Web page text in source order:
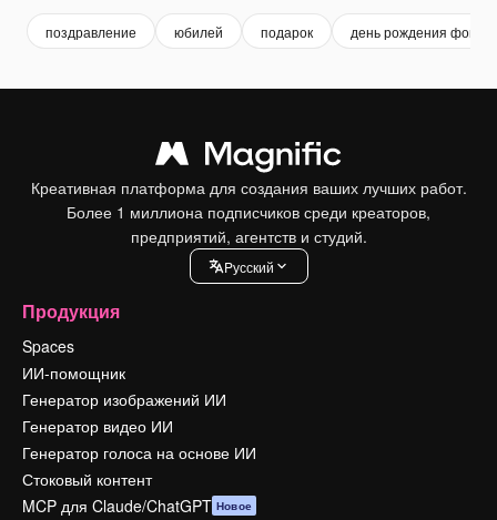
поздравление юбилей подарок день рождения фон
Креативная платформа для создания ваших лучших работ.
Более 1 миллиона подписчиков среди креаторов,
предприятий, агентств и студий.
Pусский
Продукция
Spaces
ИИ-помощник
Генератор изображений ИИ
Генератор видео ИИ
Генератор голоса на основе ИИ
Стоковый контент
MCP для Claude/ChatGPT Новое